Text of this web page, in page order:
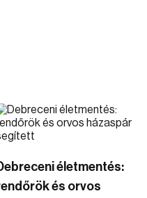
életmentés:
és orvos